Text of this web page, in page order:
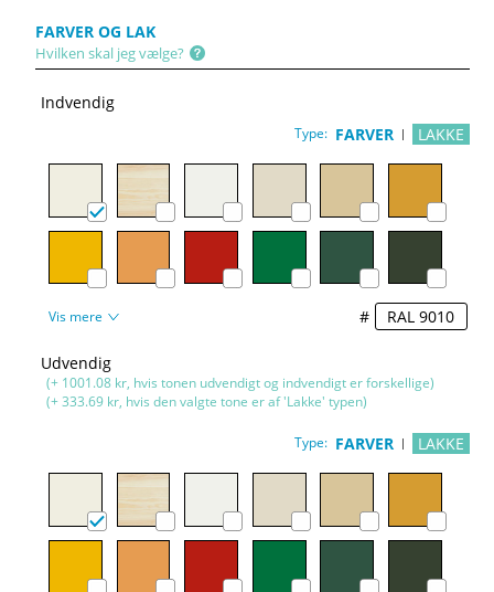
FARVER OG LAK
Hvilken skal jeg vælge?
Indvendig
Type: FARVER LAKKE
Vis mere #
Udvendig
(+ 1001.08 kr, hvis tonen udvendigt og indvendigt er forskellige)
(+ 333.69 kr, hvis den valgte tone er af 'Lakke' typen)
Type: FARVER LAKKE